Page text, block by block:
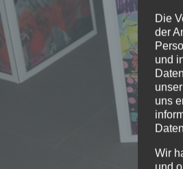
Die
der
und
uns
Wir
und